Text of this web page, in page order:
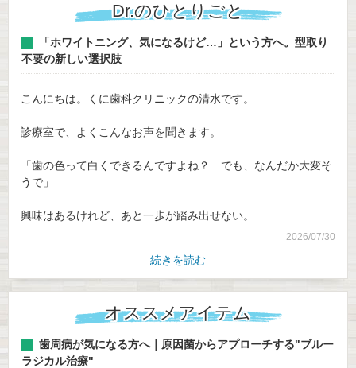
Dr.のひとりごと
「ホワイトニング、気になるけど…」という方へ。型取り
不要の新しい選択肢
こんにちは。くに歯科クリニックの清水です。
診療室で、よくこんなお声を聞きます。
「歯の色って白くできるんですよね？ でも、なんだか大変そ
うで」
興味はあるけれど、あと一歩が踏み出せない。...
2026/07/30
続きを読む
オススメアイテム
歯周病が気になる方へ｜原因菌からアプローチする"ブルー
ラジカル治療"